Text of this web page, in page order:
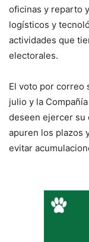
oficinas y reparto
logísticos y
actividades que
electorales.
El voto por correo
julio y la
deseen ejercer su
apuren los plazos
evitar